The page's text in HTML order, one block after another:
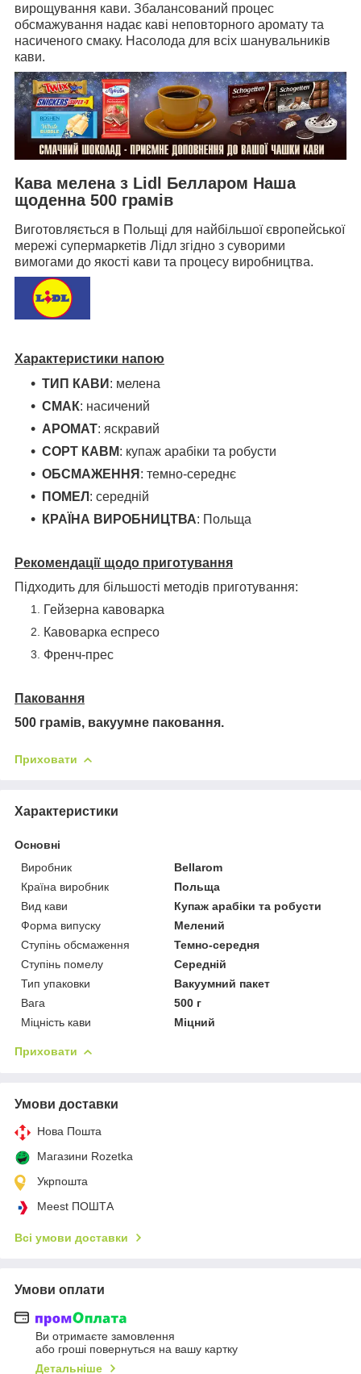
вирощування кави. Збалансований процес
обсмажування надає каві неповторного аромату та
насиченого смаку. Насолода для всіх шанувальників
кави.
Кава мелена з Lidl Белларом Наша
щоденна 500 грамів
Виготовляється в Польщі для найбільшої європейської
мережі супермаркетів Лідл згідно з суворими
вимогами до якості кави та процесу виробництва.
Характеристики напою
ТИП КАВИ : мелена
СМАК: насичений
АРОМАТ: яскравий
СОРТ КАВМ: купаж арабіки та робусти
ОБСМАЖЕННЯ : темно-середнє
ПОМЕЛ : середній
КРАЇНА ВИРОБНИЦТВА: Польща
Рекомендації щодо приготування
Підходить для більшості методів приготування:
Гейзерна кавоварка
Кавоварка еспресо
Френч-прес
Паковання
500 грамів, вакуумне паковання.
Приховати
Характеристики
Основні
Виробник
Bellarom
Країна виробник
Польща
Вид кави
Купаж арабіки та робусти
Форма випуску
Мелений
Ступінь обсмаження
Темно-середня
Ступінь помелу
Середній
Тип упаковки
Вакуумний пакет
Вага
500 г
Міцність кави
Міцний
Приховати
Умови доставки
Нова Пошта
Магазини Rozetka
Укрпошта
Meest ПОШТА
Всі умови доставки
Умови оплати
Ви отримаєте замовлення
або гроші повернуться на вашу картку
Детальніше